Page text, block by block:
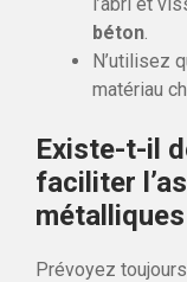
béton.
N’utilisez
matériau
Existe-t-il
faciliter
métalliques
Prévoyez